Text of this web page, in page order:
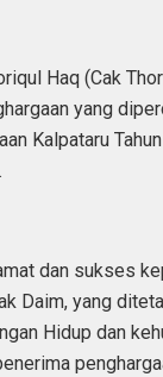
Haq (Cak
yang
Kalpataru
dan sukses
Daim, yang
Hidup dan